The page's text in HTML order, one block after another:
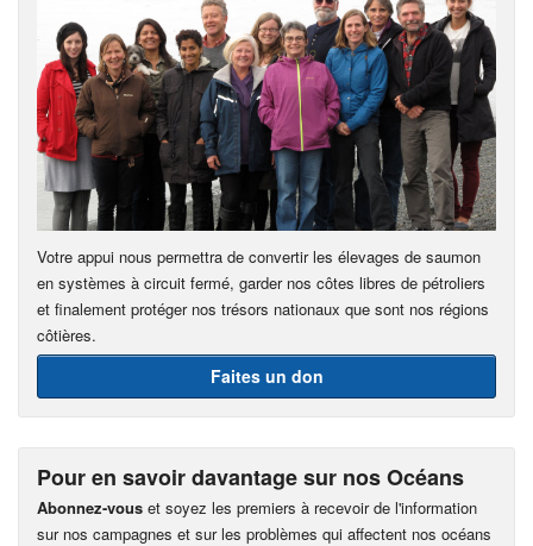
Votre appui nous permettra de convertir les élevages de saumon
en systèmes à circuit fermé, garder nos côtes libres de pétroliers
et finalement protéger nos trésors nationaux que sont nos régions
côtières.
Faites un don
Pour en savoir davantage sur nos Océans
Abonnez-vous et soyez les premiers à recevoir de l'information
sur nos campagnes et sur les problèmes qui affectent nos océans